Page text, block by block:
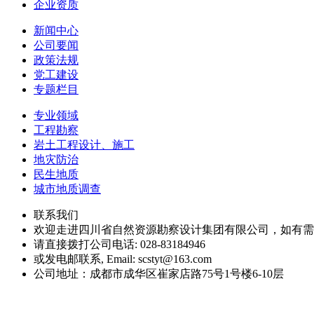
企业资质
新闻中心
公司要闻
政策法规
党工建设
专题栏目
专业领域
工程勘察
岩土工程设计、施工
地灾防治
民生地质
城市地质调查
联系我们
欢迎走进四川省自然资源勘察设计集团有限公司，如有
请直接拨打公司电话: 028-83184946
或发电邮联系, Email: scstyt@163.com
公司地址：成都市成华区崔家店路75号1号楼6-10层